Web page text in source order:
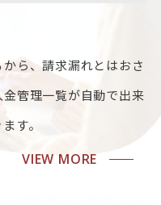
ら、請求漏れとはおさ
管理一覧が自動で出来
す。
VIEW MORE